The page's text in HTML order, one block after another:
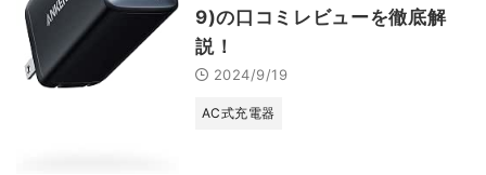
9)の口コミレビューを徹底解
説！
2024/9/19
AC式充電器